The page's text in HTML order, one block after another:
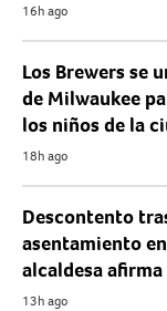
16h ago
Los Brewers se
de Milwaukee
los niños de la
18h ago
Descontento
asentamiento
alcaldesa
13h ago